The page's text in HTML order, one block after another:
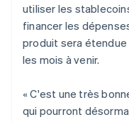
utiliser les
financer les
produit sera étendue
les mois à venir.
« C'est une très
qui pourront
Portugal
PortuguêsEnglish
R.A.S. de Hong
English 简体中文
Roumanie
English